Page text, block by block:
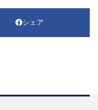
シェア